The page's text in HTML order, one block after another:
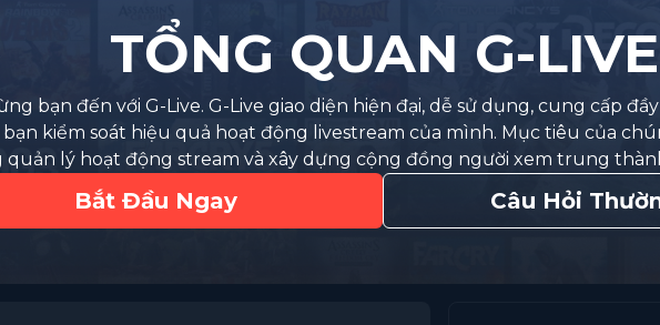
TỔNG QUAN G-LIVE
bạn đến với G-Live. G-Live giao diện hiện đại, dễ sử dụng, cung cấp
kiểm soát hiệu quả hoạt động livestream của mình. Mục tiêu của
quản lý hoạt động stream và xây dựng cộng đồng người xem trung
Bắt Đầu Ngay Câu Hỏi